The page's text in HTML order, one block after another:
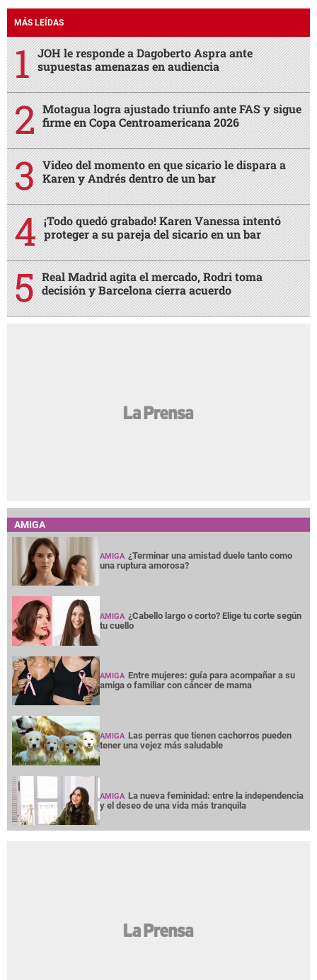
MÁS LEÍDAS
JOH le responde a Dagoberto Aspra ante
supuestas amenazas en audiencia
Motagua logra ajustado triunfo ante FAS y sigue
firme en Copa Centroamericana 2026
Video del momento en que sicario le dispara a
Karen y Andrés dentro de un bar
¡Todo quedó grabado! Karen Vanessa intentó
proteger a su pareja del sicario en un bar
Real Madrid agita el mercado, Rodri toma
decisión y Barcelona cierra acuerdo
AMIGA
AMIGA ¿Terminar una amistad duele tanto como
una ruptura amorosa?
AMIGA ¿Cabello largo o corto? Elige tu corte según
tu cuello
AMIGA Entre mujeres: guía para acompañar a su
amiga o familiar con cáncer de mama
AMIGA Las perras que tienen cachorros pueden
tener una vejez más saludable
AMIGA La nueva feminidad: entre la independencia
y el deseo de una vida más tranquila